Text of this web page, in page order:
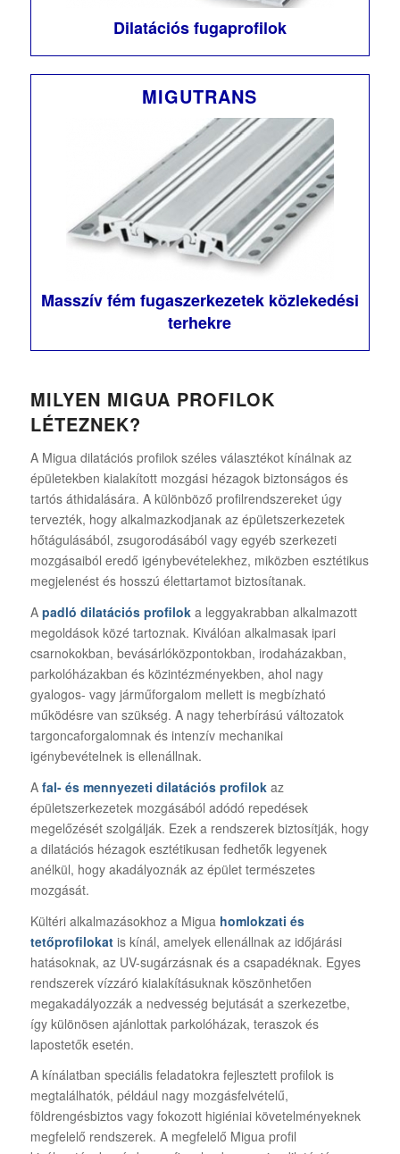
Dilatációs fugaprofilok
MIGUTRANS
Masszív fém fugaszerkezetek közlekedési
terhekre
MILYEN MIGUA PROFILOK
LÉTEZNEK?
A Migua dilatációs profilok széles választékot kínálnak az
épületekben kialakított mozgási hézagok biztonságos és
tartós áthidalására. A különböző profilrendszereket úgy
tervezték, hogy alkalmazkodjanak az épületszerkezetek
hőtágulásából, zsugorodásából vagy egyéb szerkezeti
mozgásaiból eredő igénybevételekhez, miközben esztétikus
megjelenést és hosszú élettartamot biztosítanak.
A padló dilatációs profiloka leggyakrabban alkalmazott
megoldások közé tartoznak. Kiválóan alkalmasak ipari
csarnokokban, bevásárlóközpontokban, irodaházakban,
parkolóházakban és közintézményekben, ahol nagy
gyalogos- vagy járműforgalom mellett is megbízható
működésre van szükség. A nagy teherbírású változatok
targoncaforgalomnak és intenzív mechanikai
igénybevételnek is ellenállnak.
A fal- és mennyezeti dilatációs profilokaz
épületszerkezetek mozgásából adódó repedések
megelőzését szolgálják. Ezek a rendszerek biztosítják, hogy
a dilatációs hézagok esztétikusan fedhetők legyenek
anélkül, hogy akadályoznák az épület természetes
mozgását.
Kültéri alkalmazásokhoz a Migua homlokzati és
tetőprofilokatis kínál, amelyek ellenállnak az időjárási
hatásoknak, az UV-sugárzásnak és a csapadéknak. Egyes
rendszerek vízzáró kialakításuknak köszönhetően
megakadályozzák a nedvesség bejutását a szerkezetbe,
így különösen ajánlottak parkolóházak, teraszok és
lapostetők esetén.
A kínálatban speciális feladatokra fejlesztett profilok is
megtalálhatók, például nagy mozgásfelvételű,
földrengésbiztos vagy fokozott higiéniai követelményeknek
megfelelő rendszerek. A megfelelő Migua profil